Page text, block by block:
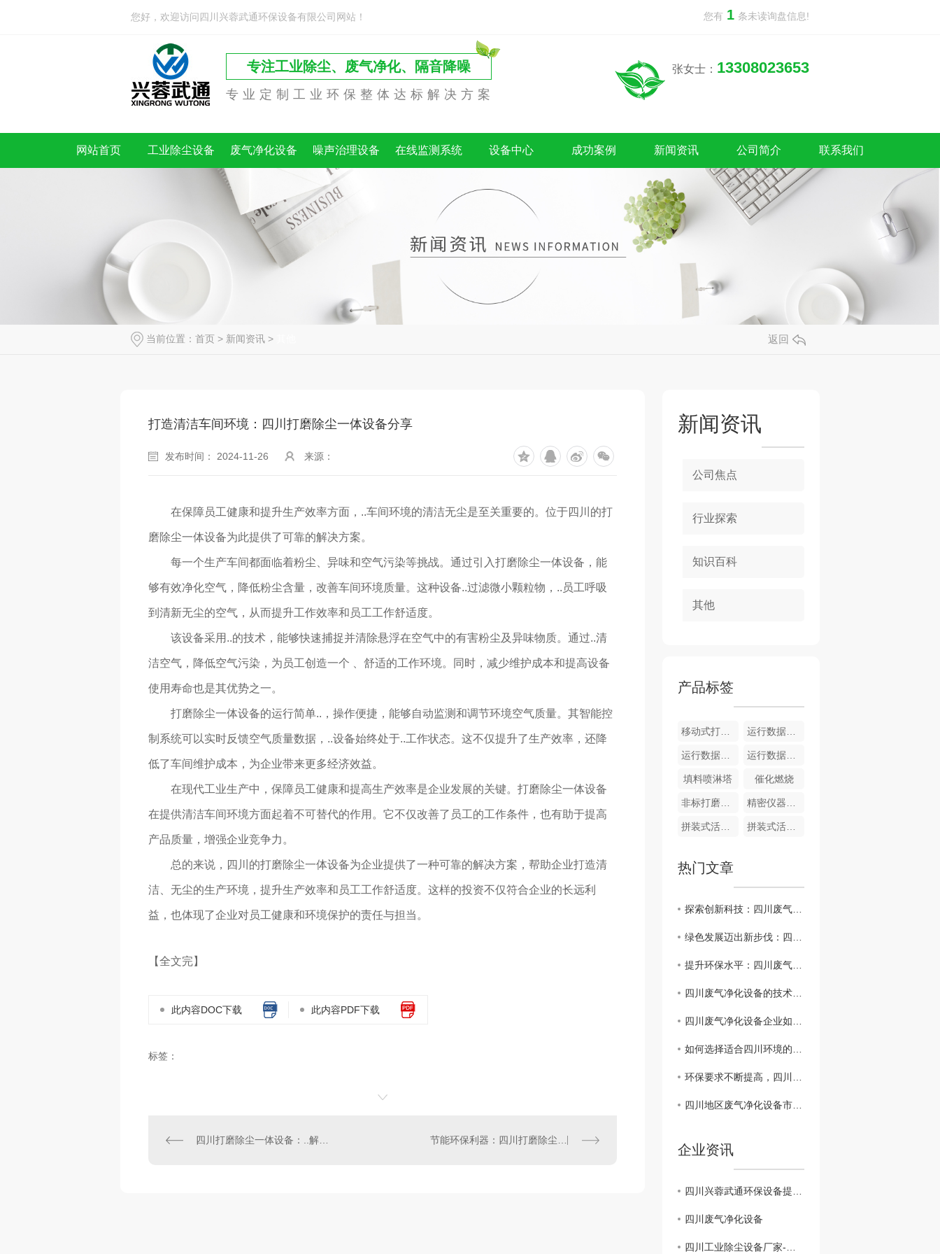
您好，欢迎访问四川兴蓉武通环保设备有限公司网站！ 您有 1 条未读询盘信息!
专注工业除尘、废气净化、隔音降噪
专业定制工业环保整体达标解决方案
张女士： 13308023653
网站首页 工业除尘设备 废气净化设备 噪声治理设备 在线监测系统 设备中心 成功案例 新闻资讯 公司简介 联系我们
当前位置： 首页 > 新闻资讯 > 返回
打造清洁车间环境：四川打磨除尘一体设备分享
发布时间： 2024-11-26 来源：
在保障员工健康和提升生产效率方面，..车间环境的清洁无尘是至关重要的。位于四川的打
磨除尘一体设备为此提供了可靠的解决方案。
每一个生产车间都面临着粉尘、异味和空气污染等挑战。通过引入打磨除尘一体设备，能
够有效净化空气，降低粉尘含量，改善车间环境质量。这种设备..过滤微小颗粒物，..员工呼吸
到清新无尘的空气，从而提升工作效率和员工工作舒适度。
该设备采用..的技术，能够快速捕捉并清除悬浮在空气中的有害粉尘及异味物质。通过..清
洁空气，降低空气污染，为员工创造一个 、舒适的工作环境。同时，减少维护成本和提高设备
使用寿命也是其优势之一。
打磨除尘一体设备的运行简单..，操作便捷，能够自动监测和调节环境空气质量。其智能控
制系统可以实时反馈空气质量数据，..设备始终处于..工作状态。这不仅提升了生产效率，还降
低了车间维护成本，为企业带来更多经济效益。
在现代工业生产中，保障员工健康和提高生产效率是企业发展的关键。打磨除尘一体设备
在提供清洁车间环境方面起着不可替代的作用。它不仅改善了员工的工作条件，也有助于提高
产品质量，增强企业竞争力。
总的来说，四川的打磨除尘一体设备为企业提供了一种可靠的解决方案，帮助企业打造清
洁、无尘的生产环境，提升生产效率和员工工作舒适度。这样的投资不仅符合企业的长远利
益，也体现了企业对员工健康和环境保护的责任与担当。
【全文完】
此内容DOC下载 此内容PDF下载
标签：
四川打磨除尘一体设备：..解析市场前景和技术发展趋势 节能环保利器：四川打磨除尘一体设备应用案例
新闻资讯
公司焦点
行业探索
知识百科
其他
产品标签
移动式打磨除尘一体设备 运行数据监测及储存系统​
运行数据监测 + VOC 在线监测系统​ 运行数据监测 + 颗粒物在线监测系统
填料喷淋塔 催化燃烧
非标打磨除尘一体设备 精密仪器隔声房
拼装式活性炭吸附器 拼装式活性炭吸附器
热门文章
探索创新科技：四川废气净化设备行业潜力解剖
绿色发展迈出新步伐：四川废气净化设备市场现状调查
提升环保水平：四川废气净化设备行业发展趋势解析
四川废气净化设备的技术创新与应用前景分析
四川废气净化设备企业如何突破发展瓶颈？
如何选择适合四川环境的废气净化设备？
环保要求不断提高，四川废气净化设备行业迎来挑战与机遇
四川地区废气净化设备市场现状及发展趋势
企业资讯
四川兴蓉武通环保设备提示：警惕假冒网站，谨防上当受骗
四川废气净化设备
四川工业除尘设备厂家-打造环保产业的重要后盾